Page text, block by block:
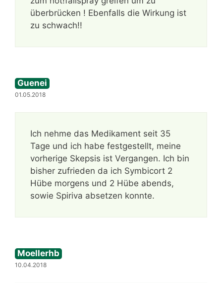
überbrücken ! Ebenfalls die Wirkung ist
zu schwach!!
Guenei
01.05.2018
Ich nehme das Medikament seit 35
Tage und ich habe festgestellt, meine
vorherige Skepsis ist Vergangen. Ich bin
bisher zufrieden da ich Symbicort 2
Hübe morgens und 2 Hübe abends,
sowie Spiriva absetzen konnte.
Moellerhb
10.04.2018